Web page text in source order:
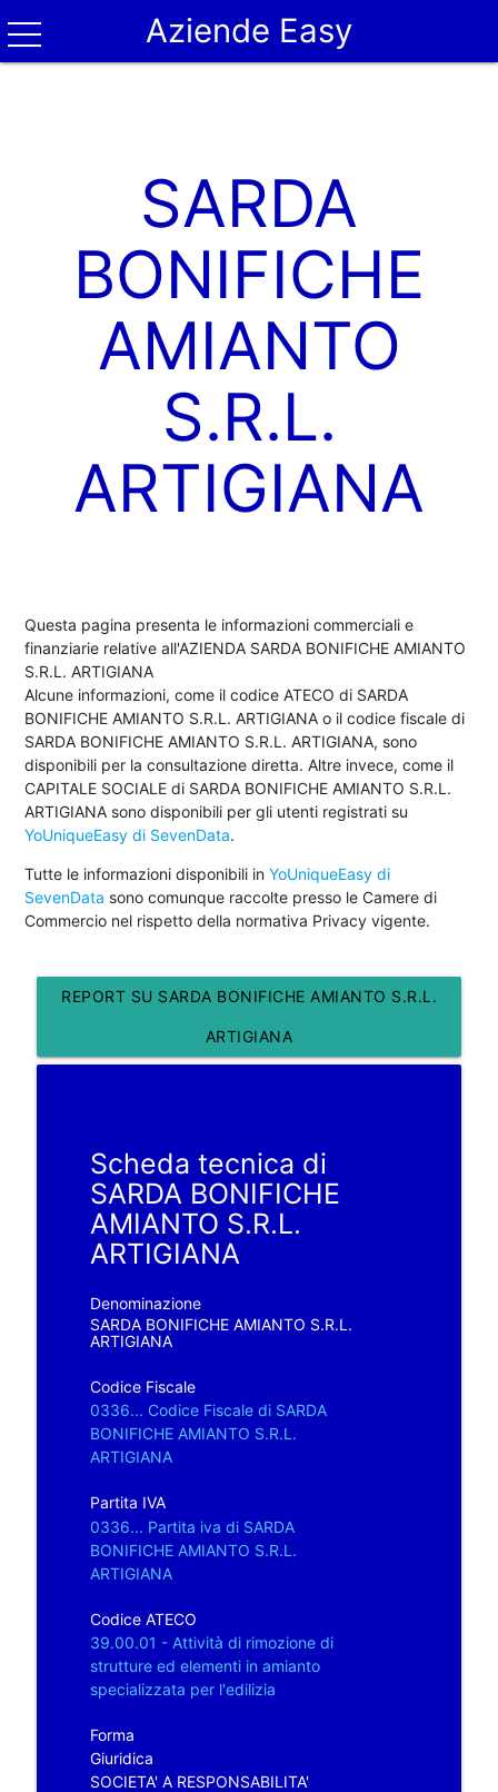
Aziende Easy
SARDA
BONIFICHE
AMIANTO
S.R.L.
ARTIGIANA
Questa pagina presenta le informazioni commerciali e
finanziarie relative all'AZIENDA SARDA BONIFICHE AMIANTO
S.R.L. ARTIGIANA
Alcune informazioni, come il codice ATECO di SARDA
BONIFICHE AMIANTO S.R.L. ARTIGIANA o il codice fiscale di
SARDA BONIFICHE AMIANTO S.R.L. ARTIGIANA, sono
disponibili per la consultazione diretta. Altre invece, come il
CAPITALE SOCIALE di SARDA BONIFICHE AMIANTO S.R.L.
ARTIGIANA sono disponibili per gli utenti registrati su
YoUniqueEasy di SevenData.
Tutte le informazioni disponibili inYoUniqueEasy di
SevenData sono comunque raccolte presso le Camere di
Commercio nel rispetto della normativa Privacy vigente.
REPORT SU SARDA BONIFICHE AMIANTO S.R.L.
ARTIGIANA
Scheda tecnica di
SARDA BONIFICHE
AMIANTO S.R.L.
ARTIGIANA
Denominazione
SARDA BONIFICHE AMIANTO S.R.L.
ARTIGIANA
Codice Fiscale
0336... Codice Fiscale di SARDA
BONIFICHE AMIANTO S.R.L.
ARTIGIANA
Partita IVA
0336... Partita iva di SARDA
BONIFICHE AMIANTO S.R.L.
ARTIGIANA
Codice ATECO
39.00.01 - Attività di rimozione di
strutture ed elementi in amianto
specializzata per l'edilizia
Forma
Giuridica
SOCIETA' A RESPONSABILITA'